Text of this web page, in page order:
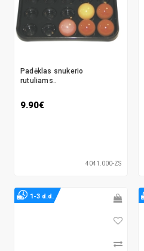
Padėklas snukerio
rutuliams..
9.90€
4041.000-ZS
1-3 d.d.